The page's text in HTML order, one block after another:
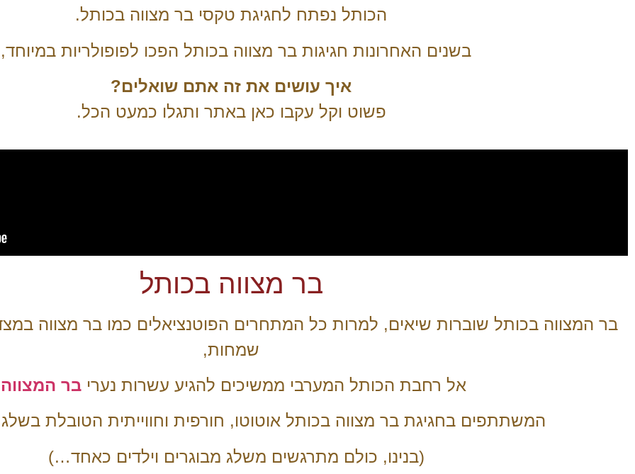
הכותל נפתח לחגיגת טקסי בר מצווה בכותל.
בשנים האחרונות חגיגות בר מצווה בכותל הפכו לפופולריות
איך עושים את זה אתם שואלים?
פשוט וקל עקבו כאן באתר ותגלו כמעט הכל.
בר מצווה בכותל
בר המצווה בכותל שוברות שיאים, למרות כל המתחרים הפוטנציאלים כמו בר מצווה
שמחות,
אל רחבת הכותל המערבי ממשיכים להגיע עשרות נערי בר המצווה
המשתתפים בחגיגת בר מצווה בכותל אוטוטו, חורפית וחווייתית הטובלת
(בנינו, כולם מתרגשים משלג מבוגרים וילדים כאחד…)